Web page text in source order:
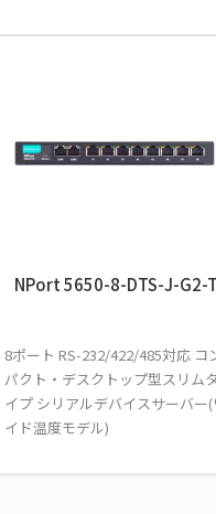
NPort 5650-8-DTS-J-G2-T
8ポート RS-232/422/485対応 コ
パクト・デスクトップ型スリムタ
イプ シリアルデバイスサーバー(
イド温度モデル)